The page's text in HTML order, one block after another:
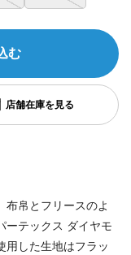
む
布帛とフリースのよ
ーテックス ダイヤモ
用した生地はフラッ